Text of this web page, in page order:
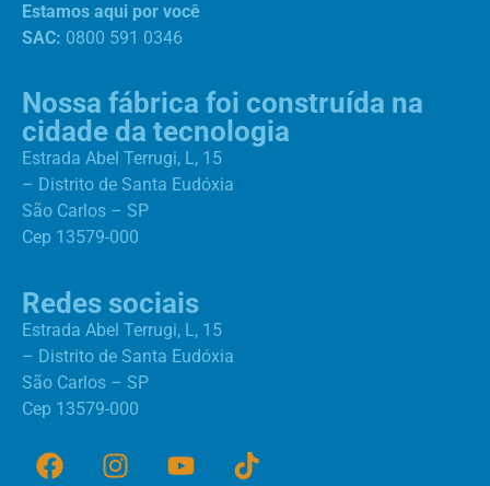
Estamos aqui por você
SAC: 0800 591 0346
Nossa fábrica foi construída na
cidade da tecnologia
Estrada Abel Terrugi, L, 15
– Distrito de Santa Eudóxia
São Carlos – SP
Cep 13579-000
Redes sociais
Estrada Abel Terrugi, L, 15
– Distrito de Santa Eudóxia
São Carlos – SP
Cep 13579-000